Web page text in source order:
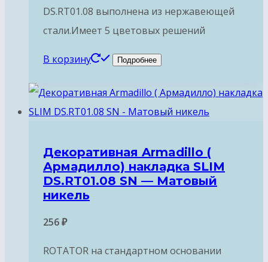
DS.RT01.08 выполнена из нержавеющей
стали.Имеет 5 цветовых решений
В корзину Подробнее
Декоративная Armadillo (
Армадилло) накладка SLIM
DS.RT01.08 SN — Матовый
никель
256₽
ROTATOR на стандартном основании